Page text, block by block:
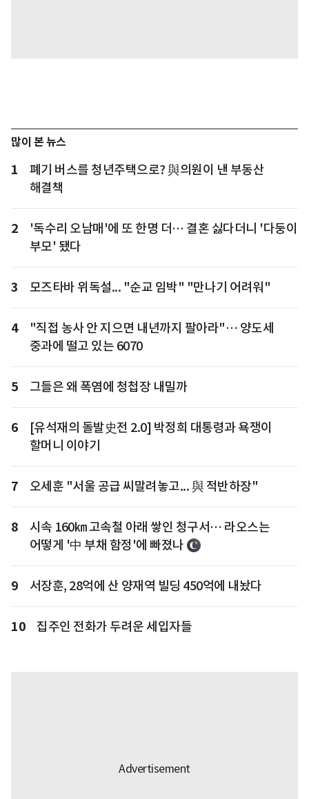
많이 본 뉴스
1
폐기 버스를 청년주택으로? 與의원이 낸 부동산
해결책
2
'독수리 오남매'에 또 한명 더… 결혼 싫다더니 '다둥이
부모' 됐다
3 모즈타바 위독설... "순교 임박" "만나기 어려워"
4
"직접 농사 안 지으면 내년까지 팔아라"… 양도세
중과에 떨고 있는 6070
5 그들은 왜 폭염에 청첩장 내밀까
6
[유석재의 돌발史전 2.0] 박정희 대통령과 욕쟁이
할머니 이야기
7 오세훈 "서울 공급 씨말려놓고... 與 적반하장"
8
시속 160㎞ 고속철 아래 쌓인 청구서… 라오스는
어떻게 '中 부채 함정'에 빠졌나
9 서장훈, 28억에 산 양재역 빌딩 450억에 내놨다
10 집주인 전화가 두려운 세입자들